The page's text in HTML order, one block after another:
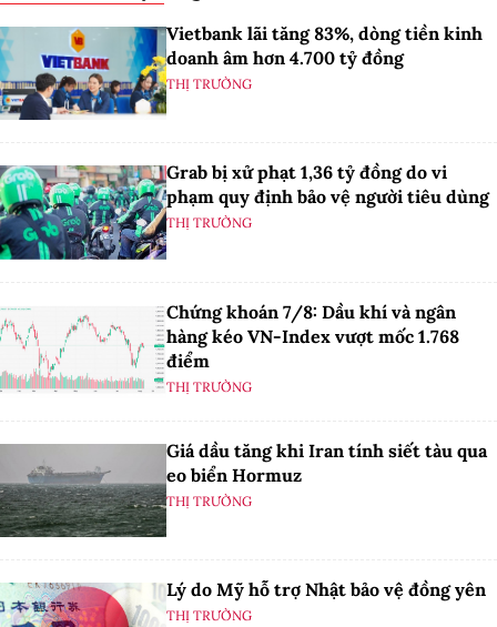
Vietbank lãi tăng 83%, dòng tiền kinh
doanh âm hơn 4.700 tỷ đồng
THỊ TRƯỜNG
Grab bị xử phạt 1,36 tỷ đồng do vi
phạm quy định bảo vệ người tiêu dùng
THỊ TRƯỜNG
Chứng khoán 7/8: Dầu khí và ngân
hàng kéo VN-Index vượt mốc 1.768
điểm
THỊ TRƯỜNG
Giá dầu tăng khi Iran tính siết tàu qua
eo biển Hormuz
THỊ TRƯỜNG
Lý do Mỹ hỗ trợ Nhật bảo vệ đồng yên
THỊ TRƯỜNG